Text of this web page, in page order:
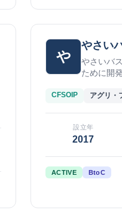
や
やさい
やさいバ
ために開発
CFSOIP アグリ・
設立年
2017
ACTIVE BtoC